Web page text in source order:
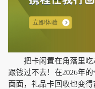
把卡闲置在角落里吃
跟钱过不去！在2026年
面面，礼品卡回收也变